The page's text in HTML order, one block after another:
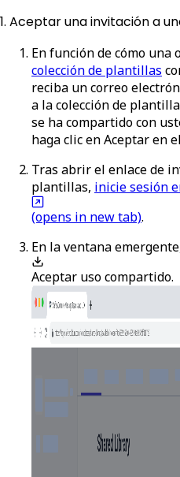
1. Aceptar una invitación a
En función de cómo una
colección de plantillas
reciba un correo
a la colección de
se ha compartido con
haga clic enAceptaren
Tras abrir el enlace de
plantillas, inicie sesión
(opens in new tab).
En la ventana
Aceptar uso compartido.